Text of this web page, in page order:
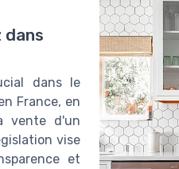
dans
dans le
France, en
vente d'un
vise
et